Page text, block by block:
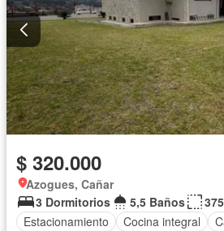
$ 320.000
Azogues, Cañar
3 Dormitorios
5,5 Baños
Estacionamiento
Cocina integral